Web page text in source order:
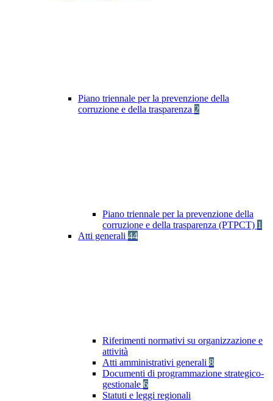
Piano triennale per la prevenzione della
corruzione e della trasparenza 2
Piano triennale per la prevenzione della
corruzione e della trasparenza (PTPCT) 1
Atti generali 44
Riferimenti normativi su organizzazione e
attività
Atti amministrativi generali 8
Documenti di programmazione strategico-
gestionale 6
Statuti e leggi regionali